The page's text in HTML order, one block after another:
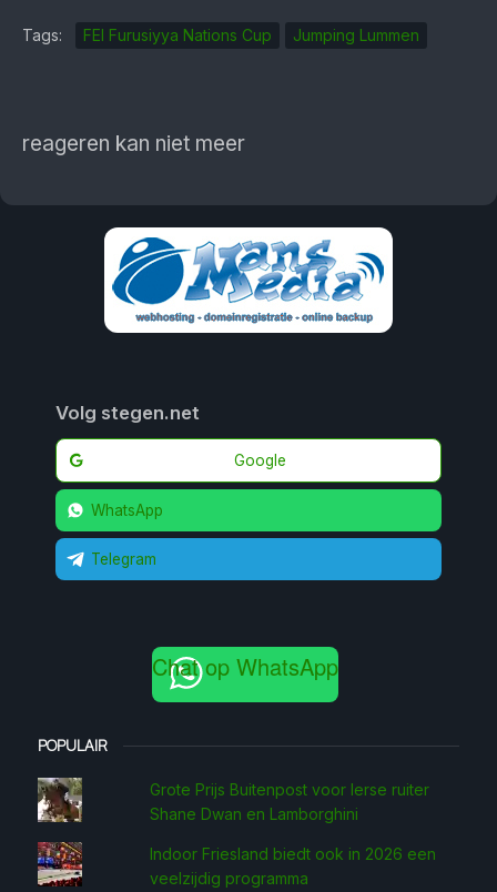
Tags: FEI Furusiyya Nations Cup Jumping Lummen
reageren kan niet meer
Volg stegen.net
Google
WhatsApp
Telegram
Chat op WhatsApp
POPULAIR
Grote Prijs Buitenpost voor Ierse ruiter
Shane Dwan en Lamborghini
Indoor Friesland biedt ook in 2026 een
veelzijdig programma